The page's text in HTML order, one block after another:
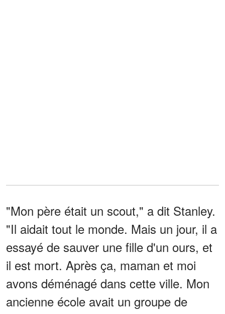
"Mon père était un scout," a dit Stanley.
"Il aidait tout le monde. Mais un jour, il a
essayé de sauver une fille d'un ours, et
il est mort. Après ça, maman et moi
avons déménagé dans cette ville. Mon
ancienne école avait un groupe de